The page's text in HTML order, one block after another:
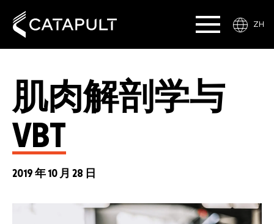
ZH
肌肉解剖学与
VBT
2019 年 10 月 28 日